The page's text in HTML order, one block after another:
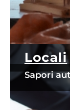
Locali
Sapori